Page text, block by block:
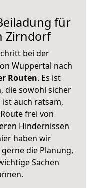
für
Zirndorf
bei der
Wuppertal nach
Routen. Es ist
die sowohl sicher
auch ratsam,
frei von
Hindernissen
haben wir
die Planung,
Sachen